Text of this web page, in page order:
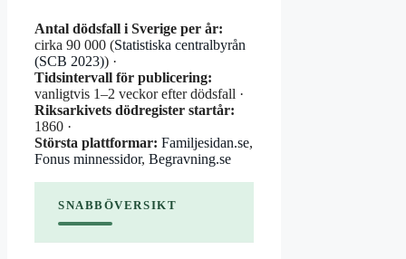
Antal dödsfall i Sverige per år:
cirka 90 000 (Statistiska centralbyrån
(SCB 2023)) ·
Tidsintervall för publicering:
vanligtvis 1–2 veckor efter dödsfall ·
Riksarkivets dödregister startår:
1860 ·
Största plattformar: Familjesidan.se,
Fonus minnessidor, Begravning.se
SNABBÖVERSIKT